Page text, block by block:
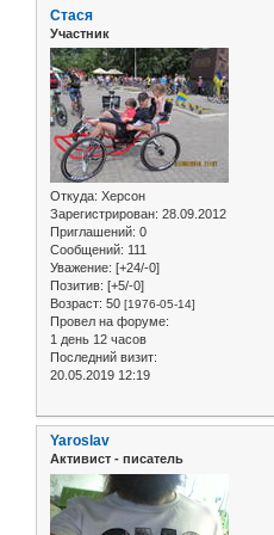
Стася
Участник
Откуда: Херсон
Зарегистрирован: 28.09.2012
Приглашений: 0
Сообщений: 111
Уважение: [+24/-0]
Позитив: [+5/-0]
Возраст: 50 [1976-05-14]
Провел на форуме:
1 день 12 часов
Последний визит:
20.05.2019 12:19
Yaroslav
Активист - писатель